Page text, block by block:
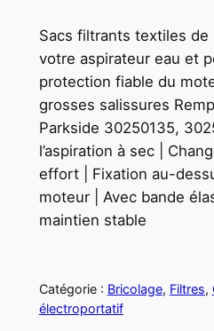
Sacs filtrants textiles
votre aspirateur eau et
protection fiable du
grosses salissures
Parkside 30250135,
l’aspiration à sec |
effort | Fixation au-
moteur | Avec bande
maintien stable
Catégorie : Bricolage, Filtres,
électroportatif